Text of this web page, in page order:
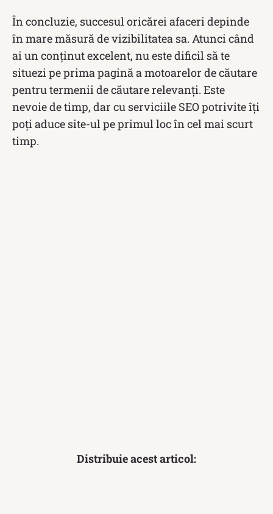
În concluzie, succesul oricărei afaceri depinde
în mare măsură de vizibilitatea sa. Atunci când
ai un conținut excelent, nu este dificil să te
situezi pe prima pagină a motoarelor de căutare
pentru termenii de căutare relevanți. Este
nevoie de timp, dar cu serviciile SEO potrivite îți
poți aduce site-ul pe primul loc în cel mai scurt
timp.
Distribuie acest articol: